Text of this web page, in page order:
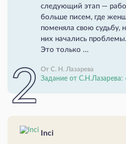
следующий этап —
больше писем, где
поменяла свою судьбу,
них начались проблемы.
Это только ...
От С. Н. Лазарева
Задание от С.Н.Лазарева:
Inci